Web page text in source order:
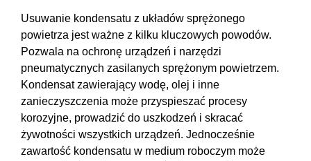
Usuwanie kondensatu z układów sprężonego
powietrza jest ważne z kilku kluczowych powodów.
Pozwala na ochronę urządzeń i narzędzi
pneumatycznych zasilanych sprężonym powietrzem.
Kondensat zawierający wodę, olej i inne
zanieczyszczenia może przyspieszać procesy
korozyjne, prowadzić do uszkodzeń i skracać
żywotności wszystkich urządzeń. Jednocześnie
zawartość kondensatu w medium roboczym może